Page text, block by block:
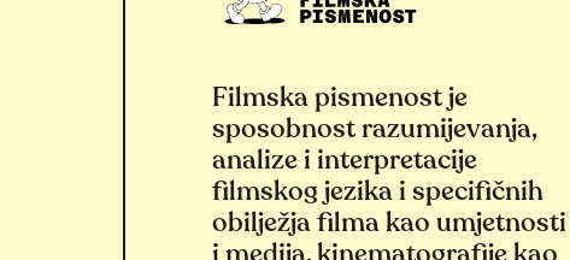
Filmska pismenost je
sposobnost razumijevanja,
analize i interpretacije
filmskog jezika i specifičnih
obilježja filma kao umjetnosti